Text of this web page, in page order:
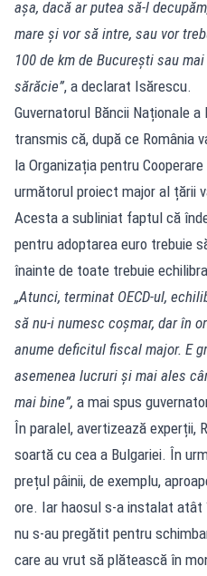
așa, dacă ar putea să-l
mare și vor să intre, sau vor
100 de km de București sau
sărăcie”, a declarat Isărescu.
Guvernatorul Băncii Naționale
transmis că, după ce România
la Organizația pentru
următorul proiect major al țării
Acesta a subliniat faptul că
pentru adoptarea euro trebuie
înainte de toate trebuie
„Atunci, terminat OECD-ul,
să nu-i numesc coșmar, dar în
anume deficitul fiscal major. E
asemenea lucruri și mai ales
mai bine”, a mai spus
În paralel, avertizează experții,
soartă cu cea a Bulgariei. În
prețul pâinii, de exemplu,
ore. Iar haosul s-a instalat atât
nu s-au pregătit pentru
care au vrut să plătească în